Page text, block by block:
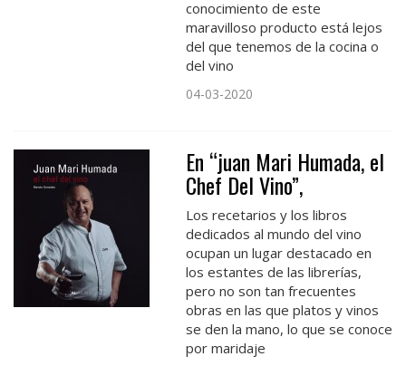
conocimiento de este
maravilloso producto está lejos
del que tenemos de la cocina o
del vino
04-03-2020
En “juan Mari Humada, el
Chef Del Vino”,
Los recetarios y los libros
dedicados al mundo del vino
ocupan un lugar destacado en
los estantes de las librerías,
pero no son tan frecuentes
obras en las que platos y vinos
se den la mano, lo que se conoce
por maridaje